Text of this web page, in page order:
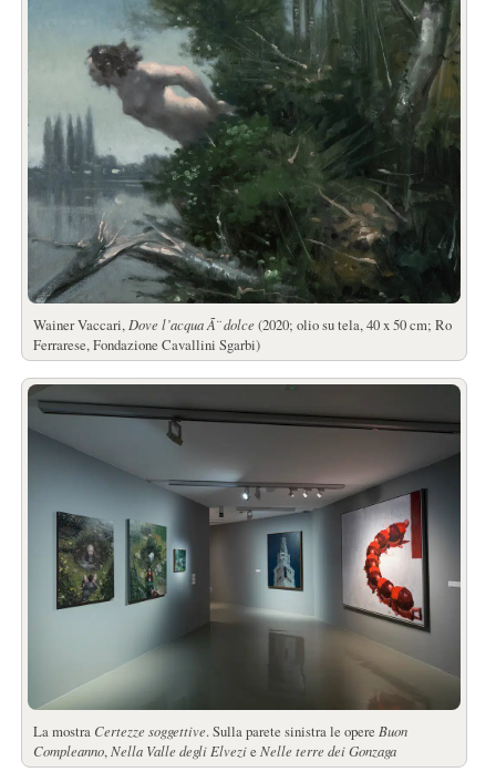
Wainer Vaccari, Dove l’acqua Ã¨ dolce (2020; olio su tela, 40 x 50 cm; Ro
Ferrarese, Fondazione Cavallini Sgarbi)
La mostra Certezze soggettive. Sulla parete sinistra le opere Buon
Compleanno,Nella Valle degli Elvezie Nelle terre dei Gonzaga